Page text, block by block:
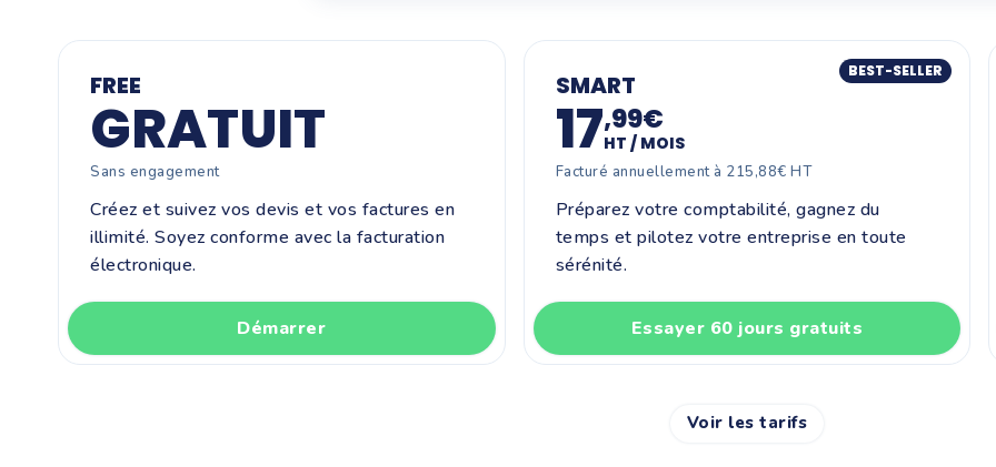
FREE
GRATUIT
Sans engagement
Créez et suivez vos devis et vos factures en
illimité. Soyez conforme avec la facturation
électronique.
Démarrer
SMART
17,99€
HT / MOIS
Facturé annuellement à 215,88€ HT
BEST-SELLER
Préparez votre comptabilité, gagnez du
temps et pilotez votre entreprise en toute
sérénité.
Essayer 60 jours gratuits
Voir les tarifs